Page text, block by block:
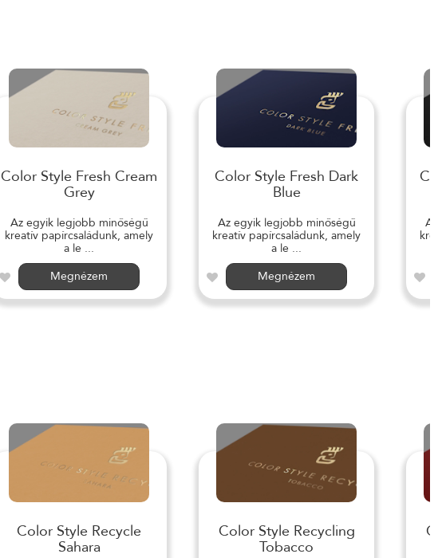
Color Style Fresh Cream
Grey
Az egyik legjobb minőségű
kreatív papírcsaládunk, amely
a le ...
Megnézem
Color Style Fresh Dark
Blue
Az egyik legjobb minőségű
kreatív papírcsaládunk, amely
a le ...
Megnézem
Az
Color Style Recycle
Sahara
Color Style Recycling
Tobacco